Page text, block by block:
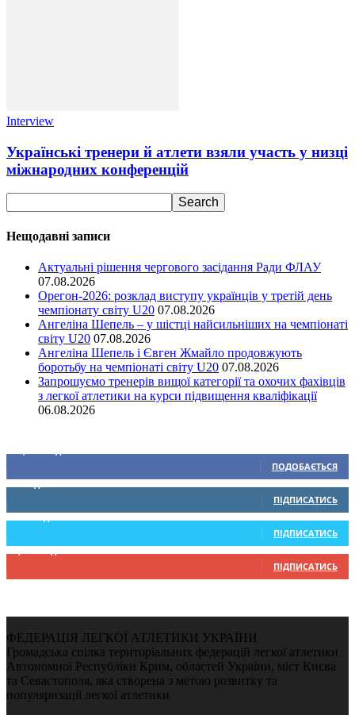
Interview
Українські тренери й атлети взяли участь у низці
міжнародних конференцій
Нещодавні записи
Актуальні рішення чергового засідання Ради ФЛАУ
07.08.2026
Орегон-2026: розклад виступу українців у третій день
чемпіонату світу U20 07.08.2026
Ангеліна Шепель – у шістці найсильніших на чемпіонаті
світу U20 07.08.2026
Ангеліна Шепель і Євген Жмайло продовжують
боротьбу на чемпіонаті світу U20 07.08.2026
Запрошуємо тренерів вищої категорії та охочих фахівців
з легкої атлетики на курси підвищення кваліфікації
06.08.2026
ПОДОБАЄТЬСЯ
0 Підписників
ПІДПИСАТИСЬ
234 Підписників
ПІДПИСАТИСЬ
9,370 Підписників
ПІДПИСАТИСЬ
ФЕДЕРАЦІЯ ЛЕГКОЇ АТЛЕТИКИ УКРАЇНИ
Громадська спілка територіальних федерацій легкої атлетики
Автономної Республіки Крим, областей України, міст Києва
та Севастополя, яка створена з метою розвитку та
популяризації легкої атлетики